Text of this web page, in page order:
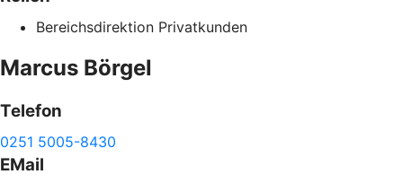
Bereichsdirektion Privatkunden
Marcus Börgel
Telefon
0251 5005-8430
EMail